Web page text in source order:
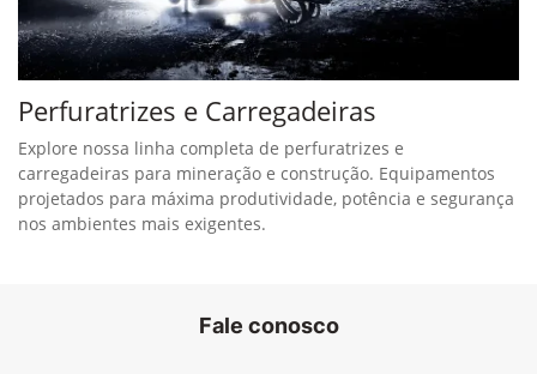
Perfuratrizes e Carregadeiras
Explore nossa linha completa de perfuratrizes e
carregadeiras para mineração e construção. Equipamentos
projetados para máxima produtividade, potência e segurança
nos ambientes mais exigentes.
Fale conosco